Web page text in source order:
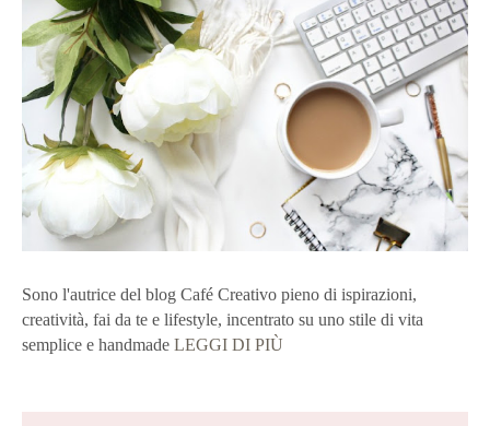
Sono l'autrice del blog Café Creativo pieno di ispirazioni,
creatività, fai da te e lifestyle, incentrato su uno stile di vita
semplice e handmade LEGGI DI PIÙ